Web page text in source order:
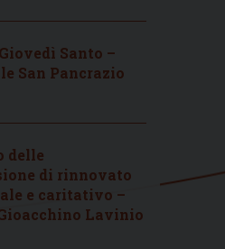
Santo –
San Pancrazio
delle
di rinnovato
e caritativo –
Lavinio